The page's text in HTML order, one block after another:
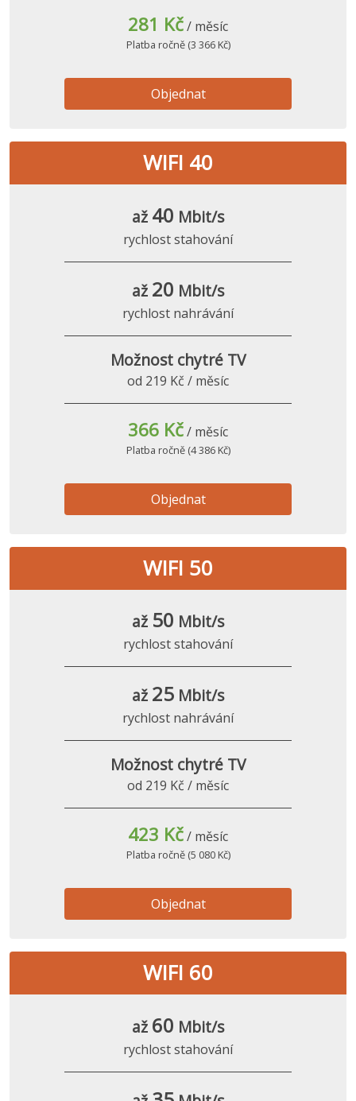
281 Kč/ měsíc
Platba ročně (3 366 Kč)
Objednat
WIFI 40
až 40 Mbit/s
rychlost stahování
až 20 Mbit/s
rychlost nahrávání
Možnost chytré TV
od 219 Kč / měsíc
366 Kč/ měsíc
Platba ročně (4 386 Kč)
Objednat
WIFI 50
až 50 Mbit/s
rychlost stahování
až 25 Mbit/s
rychlost nahrávání
Možnost chytré TV
od 219 Kč / měsíc
423 Kč/ měsíc
Platba ročně (5 080 Kč)
Objednat
WIFI 60
až 60 Mbit/s
rychlost stahování